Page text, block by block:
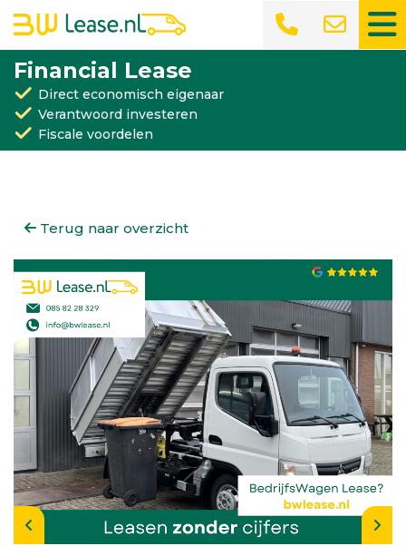
Financial Lease
Direct economisch eigenaar
Verantwoord investeren
Fiscale voordelen
Terug naar overzicht